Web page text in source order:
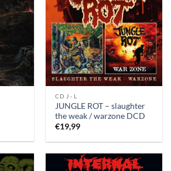
CD J - L
JUNGLE ROT – slaughter
the weak / warzone DCD
€19,99